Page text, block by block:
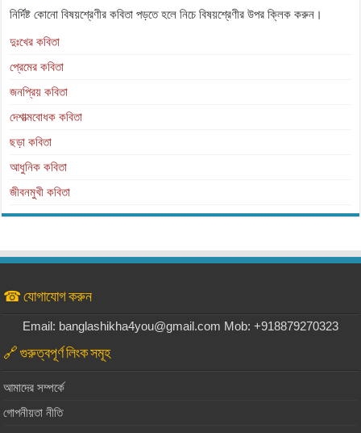
নির্দিষ্ট কোনো বিষয়শ্রেণীর কবিতা পড়তে হলে নিচে বিষয়শ্রেণীর উপর ক্লিক করুন।
দুঃখের কবিতা
প্রেমের কবিতা
জনপ্রিয় কবিতা
দেশাত্মবোধক কবিতা
ছড়া কবিতা
আধুনিক কবিতা
জীবনমুখী কবিতা
☎ যোগাযোগ করুন
Email: banglashikha4you@gmail.com Mob: +918879270323
🔗 গুরুত্বপূর্ণ লিংক সমূহ
আমাদের সম্পর্কে
গোপনীয়তা নীতি